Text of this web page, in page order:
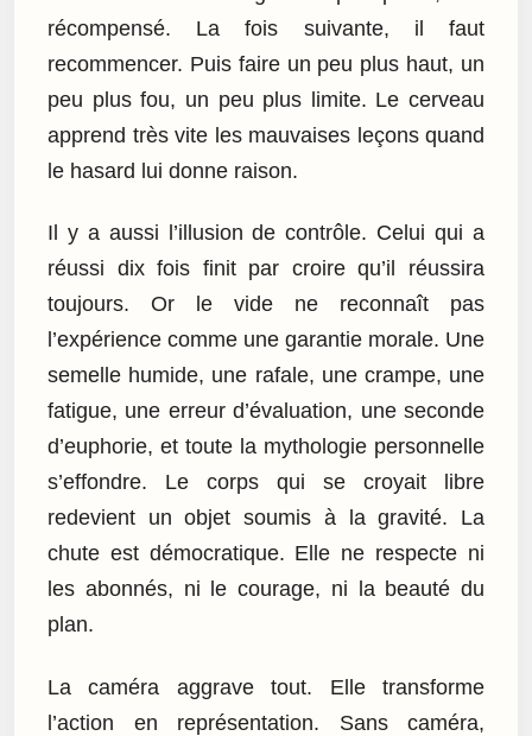
récompensé. La fois suivante, il faut
recommencer. Puis faire un peu plus haut, un
peu plus fou, un peu plus limite. Le cerveau
apprend très vite les mauvaises leçons quand
le hasard lui donne raison.
Il y a aussi l’illusion de contrôle. Celui qui a
réussi dix fois finit par croire qu’il réussira
toujours. Or le vide ne reconnaît pas
l’expérience comme une garantie morale. Une
semelle humide, une rafale, une crampe, une
fatigue, une erreur d’évaluation, une seconde
d’euphorie, et toute la mythologie personnelle
s’effondre. Le corps qui se croyait libre
redevient un objet soumis à la gravité. La
chute est démocratique. Elle ne respecte ni
les abonnés, ni le courage, ni la beauté du
plan.
La caméra aggrave tout. Elle transforme
l’action en représentation. Sans caméra,